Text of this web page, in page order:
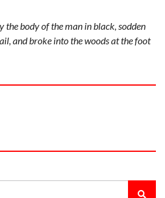
the body of the man in black, sodden
and broke into the woods at the foot